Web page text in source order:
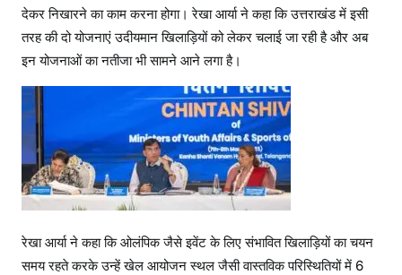
देकर निखारने का काम करना होगा। रेखा आर्या ने कहा कि उत्तराखंड में इसी
तरह की दो योजनाएं उदीयमान खिलाड़ियों को लेकर चलाई जा रही है और अब
इन योजनाओं का नतीजा भी सामने आने लगा है।
रेखा आर्या ने कहा कि ओलंपिक जैसे इवेंट के लिए संभावित खिलाड़ियों का चयन
समय रहते करके उन्हें खेल आयोजन स्थल जैसी वास्तविक परिस्थितियों में 6